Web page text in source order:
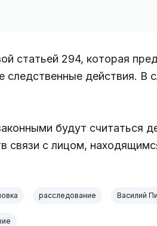
статьей 294, которая
следственные действия. В
будут считаться
связи с лицом,
расследование Василий